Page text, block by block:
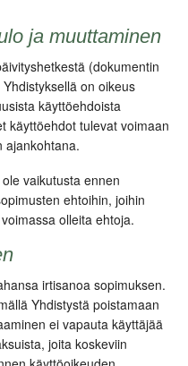
ja muuttaminen
(dokumentin
on oikeus
käyttöehdoista
käyttöehdot tulevat voimaan
ajankohtana.
vaikutusta ennen
ehtoihin, joihin
olleita ehtoja.
irtisanoa sopimuksen.
Yhdistystä poistamaan
ei vapauta käyttäjää
joita koskeviin